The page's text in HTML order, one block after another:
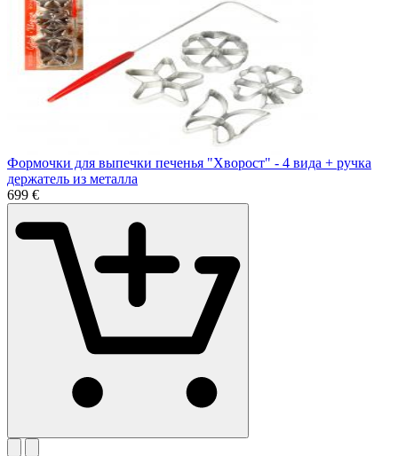
Формочки для выпечки печенья "Хворост" - 4 вида + ручка
держатель из металла
699 €